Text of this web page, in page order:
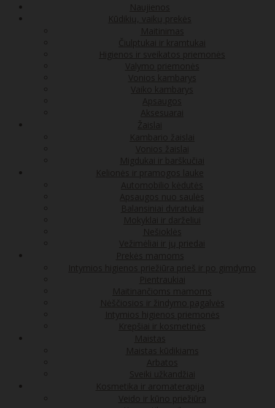
Naujienos
Kūdikių, vaikų prekės
Maitinimas
Čiulptukai ir kramtukai
Higienos ir sveikatos priemonės
Valymo priemonės
Vonios kambarys
Vaiko kambarys
Apsaugos
Aksesuarai
Žaislai
Kambario žaislai
Vonios žaislai
Migdukai ir barškučiai
Kelionės ir pramogos lauke
Automobilio kėdutės
Apsaugos nuo saulės
Balansiniai dviratukai
Mokyklai ir darželiui
Nešioklės
Vežimėliai ir jų priedai
Prekės mamoms
Intymios higienos priežiūra prieš ir po gimdymo
Pientraukiai
Maitinančioms mamoms
Nėščiosios ir žindymo pagalvės
Intymios higienos priemonės
Krepšiai ir kosmetinės
Maistas
Maistas kūdikiams
Arbatos
Sveiki užkandžiai
Kosmetika ir aromaterapija
Veido ir kūno priežiūra